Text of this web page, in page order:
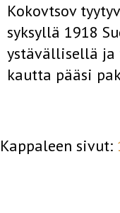
Kokovtsov
syksyllä 1918
ystävällisellä ja
kautta pääsi
Kappaleen sivut: